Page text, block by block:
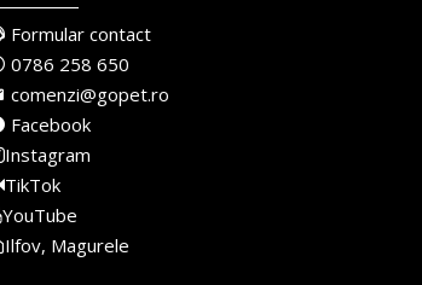
Formular contact
0786 258 650
comenzi@gopet.ro
Facebook
Instagram
TikTok
YouTube
Ilfov, Magurele